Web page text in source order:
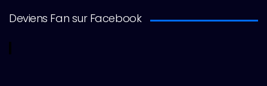
Deviens Fan sur Facebook